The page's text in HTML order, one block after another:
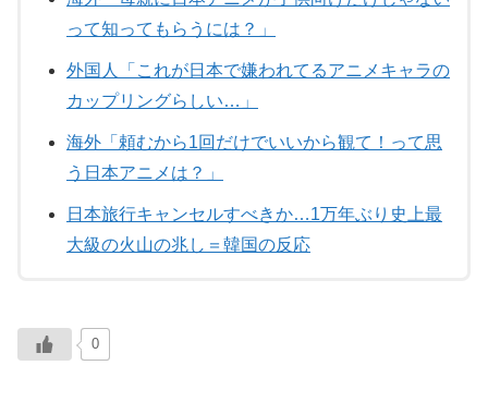
って知ってもらうには？」
外国人「これが日本で嫌われてるアニメキャラの
カップリングらしい…」
海外「頼むから1回だけでいいから観て！って思
う日本アニメは？」
日本旅行キャンセルすべきか…1万年ぶり史上最
大級の火山の兆し＝韓国の反応
0